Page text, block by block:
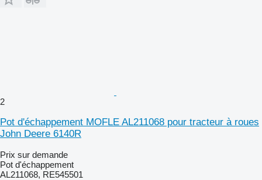
2
Pot d'échappement MOFLE AL211068 pour tracteur à roues
John Deere 6140R
Prix sur demande
Pot d'échappement
AL211068, RE545501